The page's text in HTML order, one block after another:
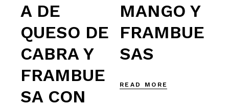
A DE
QUESO DE
CABRA Y
FRAMBUE
SA CON
MANGO Y
FRAMBUE
SAS
READ MORE